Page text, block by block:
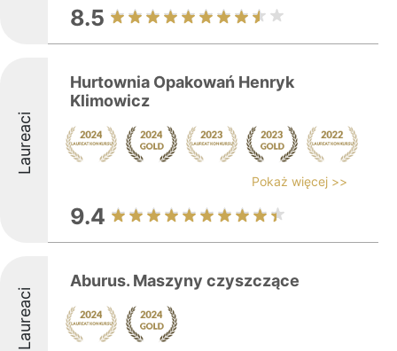
8.5
Laureaci
Hurtownia Opakowań Henryk
Klimowicz
Pokaż więcej >>
9.4
Laureaci
Aburus. Maszyny czyszczące